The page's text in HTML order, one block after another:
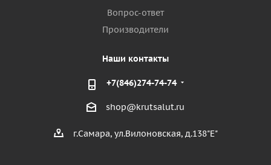
Вопрос-ответ
Производители
Наши контакты
+7(846)274-74-74
shop@krutsalut.ru
г.Самара, ул.Вилоновская, д.138"Е"